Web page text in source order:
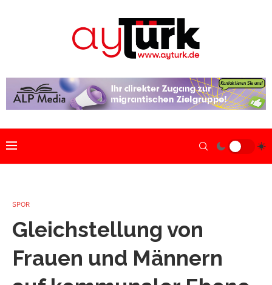
SPOR
Gleichstellung von
Frauen und Männern